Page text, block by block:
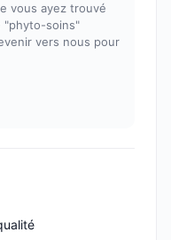
vous ayez trouvé
"phyto-soins"
vers nous pour